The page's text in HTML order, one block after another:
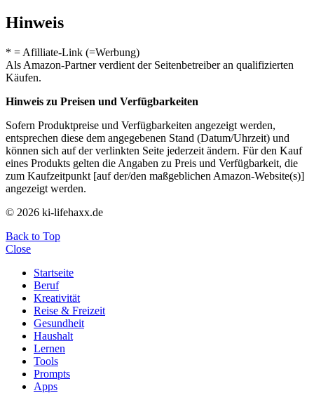
Hinweis
* = Afilliate-Link (=Werbung)
Als Amazon-Partner verdient der Seitenbetreiber an qualifizierten
Käufen.
Hinweis zu Preisen und Verfügbarkeiten
Sofern Produktpreise und Verfügbarkeiten angezeigt werden,
entsprechen diese dem angegebenen Stand (Datum/Uhrzeit) und
können sich auf der verlinkten Seite jederzeit ändern. Für den Kauf
eines Produkts gelten die Angaben zu Preis und Verfügbarkeit, die
zum Kaufzeitpunkt [auf der/den maßgeblichen Amazon-Website(s)]
angezeigt werden.
© 2026 ki-lifehaxx.de
Back to Top
Close
Startseite
Beruf
Kreativität
Reise & Freizeit
Gesundheit
Haushalt
Lernen
Tools
Prompts
Apps